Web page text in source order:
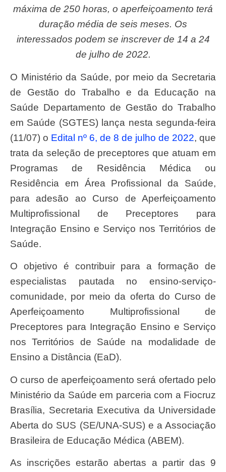
máxima de 250 horas, o aperfeiçoamento terá
duração média de seis meses. Os
interessados podem se inscrever de 14 a 24
de julho de 2022.
O Ministério da Saúde, por meio da Secretaria
de Gestão do Trabalho e da Educação na
Saúde Departamento de Gestão do Trabalho
em Saúde (SGTES) lança nesta segunda-feira
(11/07) o Edital nº 6, de 8 de julho de 2022, que
trata da seleção de preceptores que atuam em
Programas de Residência Médica ou
Residência em Área Profissional da Saúde,
para adesão ao Curso de Aperfeiçoamento
Multiprofissional de Preceptores para
Integração Ensino e Serviço nos Territórios de
Saúde.
O objetivo é contribuir para a formação de
especialistas pautada no ensino-serviço-
comunidade, por meio da oferta do Curso de
Aperfeiçoamento Multiprofissional de
Preceptores para Integração Ensino e Serviço
nos Territórios de Saúde na modalidade de
Ensino a Distância (EaD).
O curso de aperfeiçoamento será ofertado pelo
Ministério da Saúde em parceria com a Fiocruz
Brasília, Secretaria Executiva da Universidade
Aberta do SUS (SE/UNA-SUS) e a Associação
Brasileira de Educação Médica (ABEM).
As inscrições estarão abertas a partir das 9